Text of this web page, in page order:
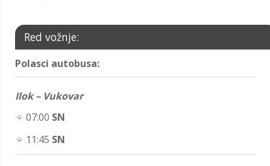
Red vožnje:
Polasci autobusa:
Ilok – Vukovar
07:00 SN
11:45 SN